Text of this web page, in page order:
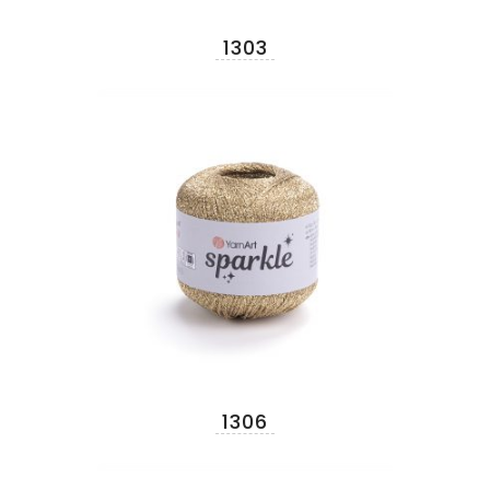
1303
1306